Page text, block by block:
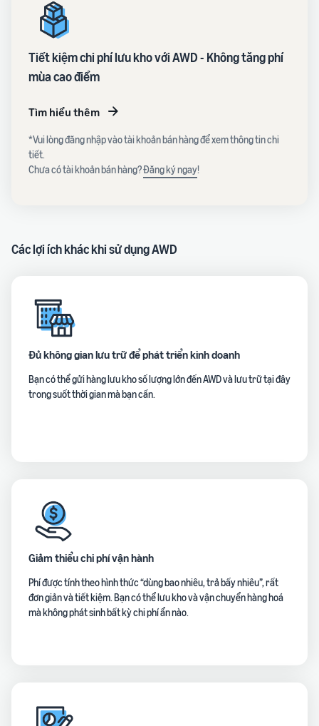
Tiết kiệm chi phí lưu kho với AWD - Không tăng phí
mùa cao điểm
Tìm hiểu thêm
*Vui lòng đăng nhập vào tài khoản bán hàng để xem thông tin chi
tiết.
Chưa có tài khoản bán hàng?Đăng ký ngay!
Các lợi ích khác khi sử dụng AWD
Đủ không gian lưu trữ để phát triển kinh doanh
Bạn có thể gửi hàng lưu kho số lượng lớn đến AWD và lưu trữ tại đây
trong suốt thời gian mà bạn cần.
Giảm thiểu chi phí vận hành
Phí được tính theo hình thức “dùng bao nhiêu, trả bấy nhiêu”, rất
đơn giản và tiết kiệm. Bạn có thể lưu kho và vận chuyển hàng hoá
mà không phát sinh bất kỳ chi phí ẩn nào.